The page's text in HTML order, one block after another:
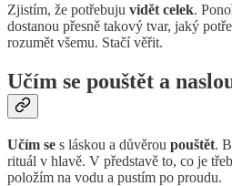
Zjistím, že potřebuju vidět celek.
dostanou přesně takový tvar, jaký
rozumět všemu. Stačí věřit.
Učím se pouštět a
Učím se s láskou a důvěrou pouštět.
rituál v hlavě. V představě to, co je
položím na vodu a pustím po proudu.